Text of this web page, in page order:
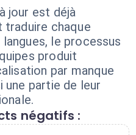
jour est déjà
chaque
le processus
produit
par manque
partie de leur
négatifs :